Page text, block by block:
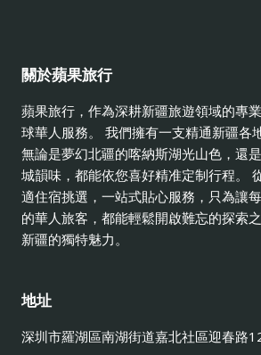
關於蘋果旅行
蘋果旅行，作為深耕新疆旅遊領域的專
球華人服務。 我們擁有一支精通新疆各
無論是夢幻北疆的喀納斯湖光山色，還
城韻味，都能依您喜好精准定制行程。
適住宿挑選，一站式貼心服務，只為讓
的華人旅客，都能輕鬆開啟難忘的探索
新疆的獨特魅力。
地址
深圳市羅湖區南湖街道嘉北社區迎春路